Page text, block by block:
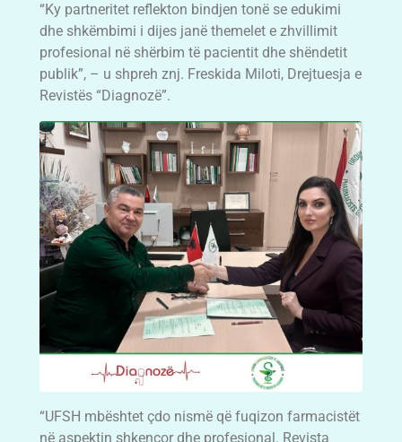
“Ky partneritet reflekton bindjen tonë se edukimi
dhe shkëmbimi i dijes janë themelet e zhvillimit
profesional në shërbim të pacientit dhe shëndetit
publik”, – u shpreh znj. Freskida Miloti, Drejtuesja e
Revistës “Diagnozë”.
“UFSH mbështet çdo nismë që fuqizon farmacistët
në aspektin shkencor dhe profesional. Revista